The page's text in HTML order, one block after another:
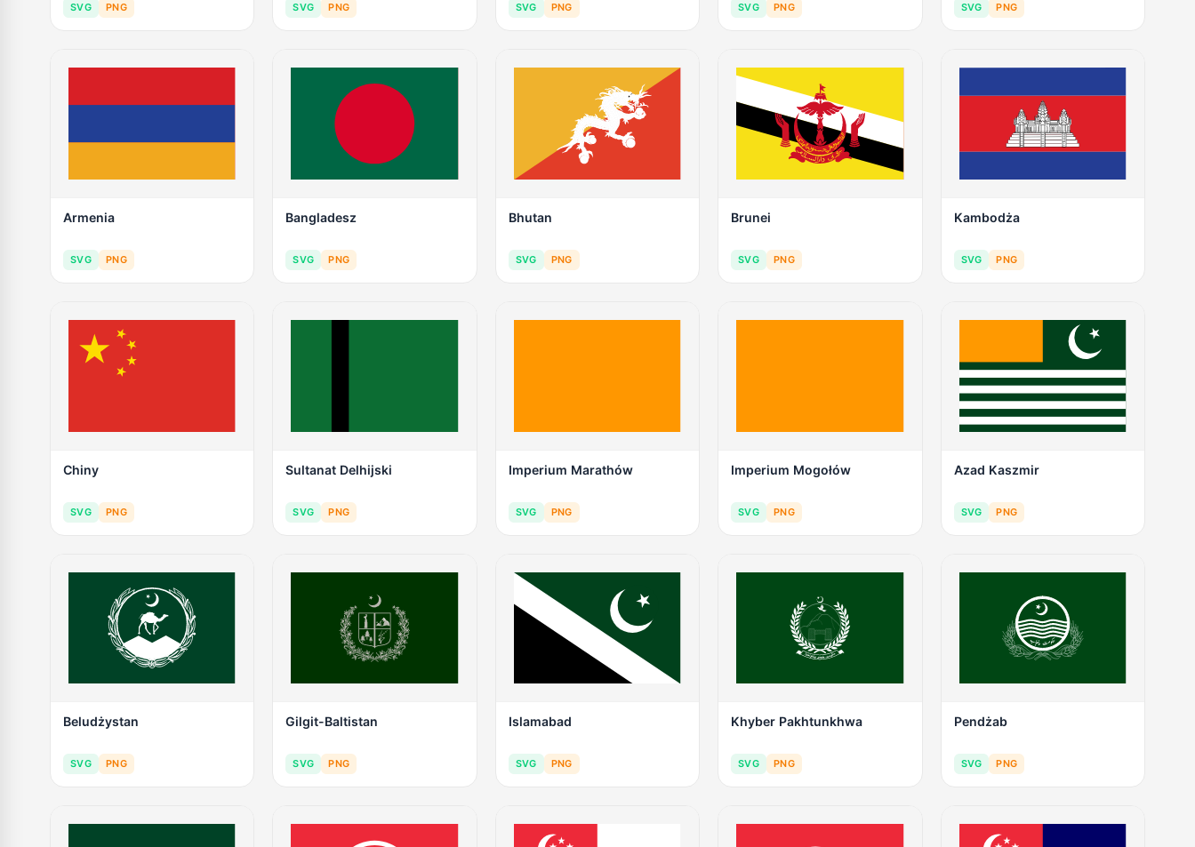
SVG PNG SVG PNG SVG PNG SVG PNG SVG PNG
Armenia
SVG PNG
Bangladesz
SVG PNG
Bhutan
SVG PNG
Brunei
SVG PNG
Kambodża
SVG PNG
Chiny
SVG PNG
Sultanat Delhijski
SVG PNG
Imperium Marathów
SVG PNG
Imperium Mogołów
SVG PNG
Azad Kaszmir
SVG PNG
Beludżystan
SVG PNG
Gilgit-Baltistan
SVG PNG
Islamabad
SVG PNG
Khyber Pakhtunkhwa
SVG PNG
Pendżab
SVG PNG